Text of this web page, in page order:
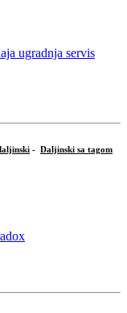
- Daljinski sa tagom